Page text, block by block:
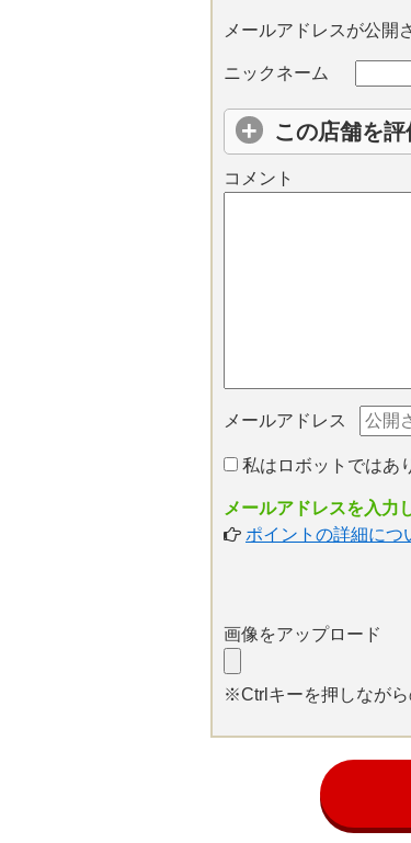
メールアドレスが公開
ニックネーム
この店舗を評
コメント
メールアドレス
私はロボットではあ
メールアドレスを入力
ポイントの詳細につ
画像をアップロード
※Ctrlキーを押しなが